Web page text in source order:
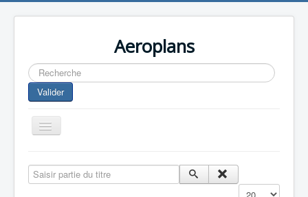
Aeroplans
Rechercher
Valider
Toggle
Navigation
Aviation Commerciale
Saisir partie du titre
Affichage #